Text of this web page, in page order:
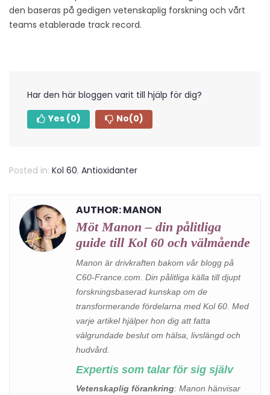
den baseras på gedigen vetenskaplig forskning och vårt
teams etablerade track record.
Har den här bloggen varit till hjälp för dig?
Yes (0) No(0)
Posted in: Kol 60, Antioxidanter
AUTHOR: MANON
Möt Manon – din pålitliga
guide till Kol 60 och välmående
Manon är drivkraften bakom vår blogg på
C60-France.com. Din pålitliga källa till djupt
forskningsbaserad kunskap om de
transformerande fördelarna med Kol 60. Med
varje artikel hjälper hon dig att fatta
välgrundade beslut om hälsa, livslängd och
hudvård.
Expertis som talar för sig själv
Vetenskaplig förankring: Manon hänvisar